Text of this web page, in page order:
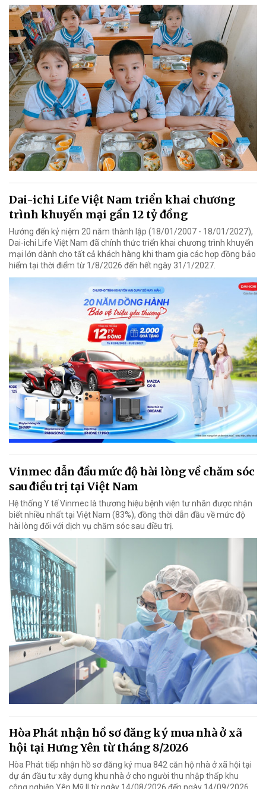
Dai-ichi Life Việt Nam triển khai chương
trình khuyến mại gần 12 tỷ đồng
Hướng đến kỷ niệm 20 năm thành lập (18/01/2007 - 18/01/2027),
Dai-ichi Life Việt Nam đã chính thức triển khai chương trình khuyến
mại lớn dành cho tất cả khách hàng khi tham gia các hợp đồng bảo
hiểm tại thời điểm từ 1/8/2026 đến hết ngày 31/1/2027.
Vinmec dẫn đầu mức độ hài lòng về chăm sóc
sau điều trị tại Việt Nam
Hệ thống Y tế Vinmec là thương hiệu bệnh viện tư nhân được nhận
biết nhiều nhất tại Việt Nam (83%), đồng thời dẫn đầu về mức độ
hài lòng đối với dịch vụ chăm sóc sau điều trị.
Hòa Phát nhận hồ sơ đăng ký mua nhà ở xã
hội tại Hưng Yên từ tháng 8/2026
Hòa Phát tiếp nhận hồ sơ đăng ký mua 842 căn hộ nhà ở xã hội tại
dự án đầu tư xây dựng khu nhà ở cho người thu nhập thấp khu